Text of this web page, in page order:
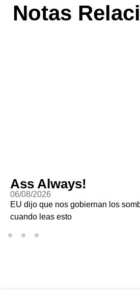
Notas
Ass Always!
06/08/2026
EU dijo que nos gobiernan los
cuando leas esto